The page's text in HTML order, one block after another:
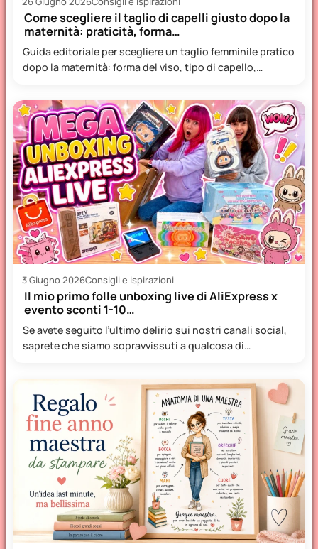
Come scegliere il taglio di capelli giusto dopo la
maternità: praticità, forma…
Guida editoriale per scegliere un taglio femminile pratico
dopo la maternità: forma del viso, tipo di capello,
3 Giugno 2026Consigli e ispirazioni
Il mio primo folle unboxing live di AliExpress x
evento sconti 1-10…
Se avete seguito l’ultimo delirio sui nostri canali social,
saprete che siamo sopravvissuti a qualcosa di